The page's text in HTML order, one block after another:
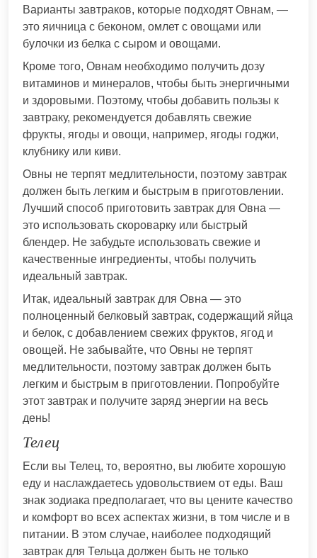
Варианты завтраков, которые подходят Овнам, —
это яичница с беконом, омлет с овощами или
булочки из белка с сыром и овощами.
Кроме того, Овнам необходимо получить дозу
витаминов и минералов, чтобы быть энергичными
и здоровыми. Поэтому, чтобы добавить пользы к
завтраку, рекомендуется добавлять свежие
фрукты, ягоды и овощи, например, ягоды годжи,
клубнику или киви.
Овны не терпят медлительности, поэтому завтрак
должен быть легким и быстрым в приготовлении.
Лучший способ приготовить завтрак для Овна —
это использовать скороварку или быстрый
блендер. Не забудьте использовать свежие и
качественные ингредиенты, чтобы получить
идеальный завтрак.
Итак, идеальный завтрак для Овна — это
полноценный белковый завтрак, содержащий яйца
и белок, с добавлением свежих фруктов, ягод и
овощей. Не забывайте, что Овны не терпят
медлительности, поэтому завтрак должен быть
легким и быстрым в приготовлении. Попробуйте
этот завтрак и получите заряд энергии на весь
день!
Телец
Если вы Телец, то, вероятно, вы любите хорошую
еду и наслаждаетесь удовольствием от еды. Ваш
знак зодиака предполагает, что вы цените качество
и комфорт во всех аспектах жизни, в том числе и в
питании. В этом случае, наиболее подходящий
завтрак для Тельца должен быть не только